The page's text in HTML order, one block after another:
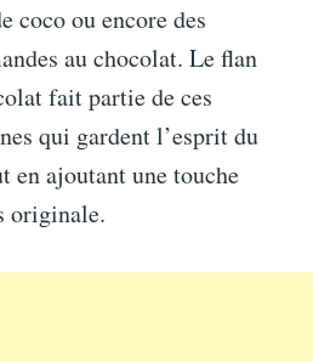
coco ou encore des
au chocolat. Le flan
fait partie de ces
qui gardent l’esprit du
en ajoutant une touche
originale.